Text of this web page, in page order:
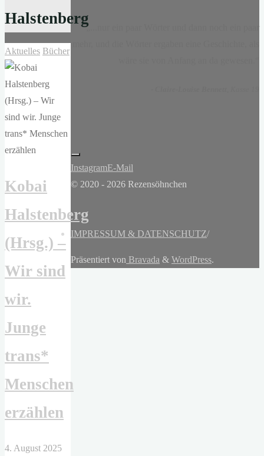
Halstenberg
Aktuelles Bücher
Kobai
Halstenberg
(Hrsg.) –
Wir sind
wir.
Junge
trans*
Menschen
erzählen
4. August 2025
„...nur ein paar Wörter und dann noch ein paar
InstagramE-Mail
© 2020 - 2026 Rezensöhnchen
IMPRESSUM & DATENSCHUTZ/
Präsentiert von Bravada & WordPress.